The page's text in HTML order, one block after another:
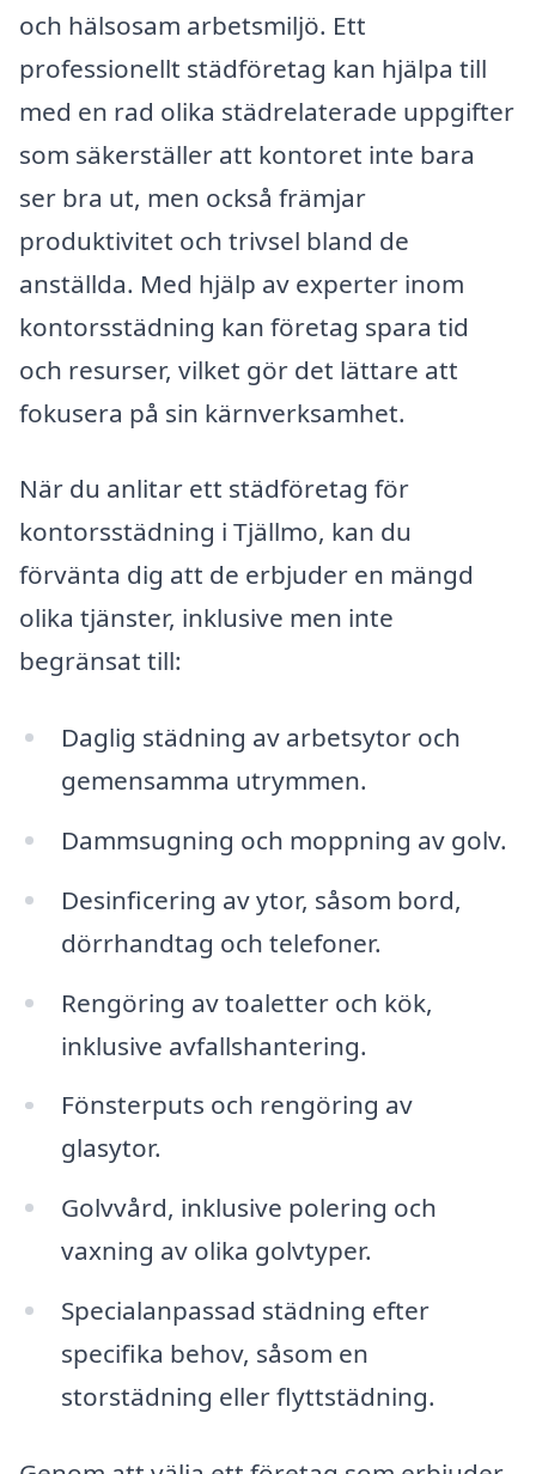
och hälsosam arbetsmiljö. Ett
professionellt städföretag kan hjälpa till
med en rad olika städrelaterade uppgifter
som säkerställer att kontoret inte bara
ser bra ut, men också främjar
produktivitet och trivsel bland de
anställda. Med hjälp av experter inom
kontorsstädning kan företag spara tid
och resurser, vilket gör det lättare att
fokusera på sin kärnverksamhet.
När du anlitar ett städföretag för
kontorsstädning i Tjällmo, kan du
förvänta dig att de erbjuder en mängd
olika tjänster, inklusive men inte
begränsat till:
Daglig städning av arbetsytor och
gemensamma utrymmen.
Dammsugning och moppning av golv.
Desinficering av ytor, såsom bord,
dörrhandtag och telefoner.
Rengöring av toaletter och kök,
inklusive avfallshantering.
Fönsterputs och rengöring av
glasytor.
Golvvård, inklusive polering och
vaxning av olika golvtyper.
Specialanpassad städning efter
specifika behov, såsom en
storstädning eller flyttstädning.